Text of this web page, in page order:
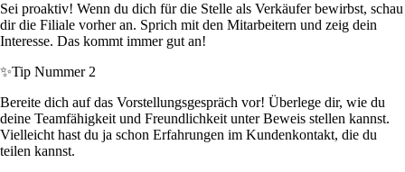
Sei proaktiv! Wenn du dich für die Stelle als Verkäufer bewirbst, schau
dir die Filiale vorher an. Sprich mit den Mitarbeitern und zeig dein
Interesse. Das kommt immer gut an!
✨Tip Nummer 2
Bereite dich auf das Vorstellungsgespräch vor! Überlege dir, wie du
deine Teamfähigkeit und Freundlichkeit unter Beweis stellen kannst.
Vielleicht hast du ja schon Erfahrungen im Kundenkontakt, die du
teilen kannst.